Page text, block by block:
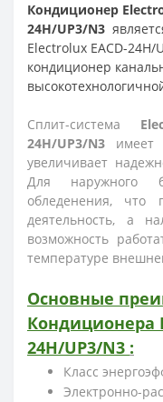
Кондиционер
24H/UP3/N3
Electrolux EACD-
кондиционер
Сплит-система
24H/UP3/N3 имеет
увеличивает
Для наружного
обледенения, что
деятельность, а
возможность
температуре
Основные
Кондиционера
24H/UP3/N3 :
Класс
Электронно-